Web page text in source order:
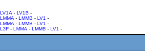
LV1A - LV1B -
LMMA - LMMB - LV1 -
LMMA - LMMB - LV1 -
L3F - LMMA - LMMB - LV1 -